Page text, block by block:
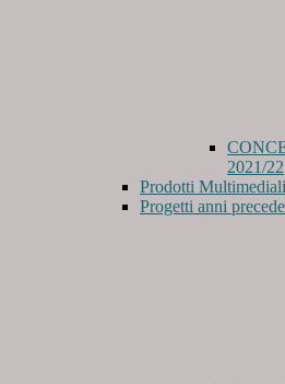
2021/22
Prodotti Multimediali
Progetti anni